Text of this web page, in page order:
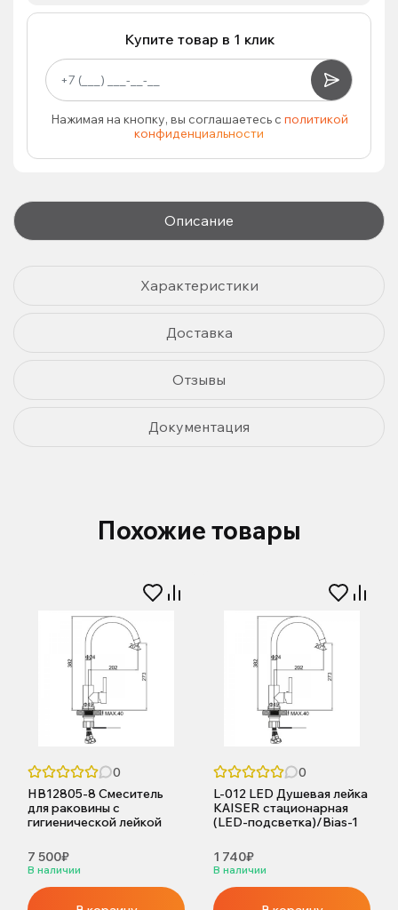
Купите товар в 1 клик
Нажимая на кнопку, вы соглашаетесь с политикой
конфиденциальности
Описание
Характеристики
Доставка
Отзывы
Документация
Похожие товары
0
HB12805-8 Смеситель
для раковины с
гигиенической лейкой
7 500₽
В наличии
0
L-012 LED Душевая лейка
KAISER стационарная
(LED-подсветка)/Bias-1
1 740₽
В наличии